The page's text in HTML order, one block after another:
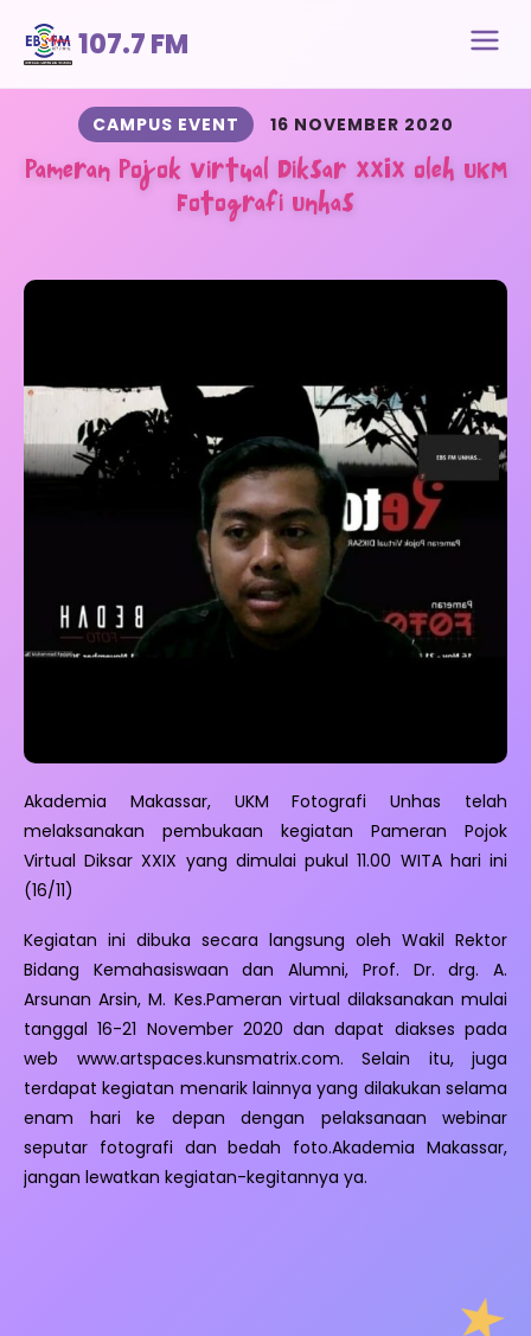
107.7 FM
CAMPUS EVENT 16 NOVEMBER 2020
Pameran Pojok Virtual Diksar XXIX oleh UKM
Fotografi Unhas
Akademia Makassar, UKM Fotografi Unhas telah
melaksanakan pembukaan kegiatan Pameran Pojok
Virtual Diksar XXIX yang dimulai pukul 11.00 WITA hari ini
(16/11)
Kegiatan ini dibuka secara langsung oleh Wakil Rektor
Bidang Kemahasiswaan dan Alumni, Prof. Dr. drg. A.
Arsunan Arsin, M. Kes.Pameran virtual dilaksanakan mulai
tanggal 16-21 November 2020 dan dapat diakses pada
web www.artspaces.kunsmatrix.com. Selain itu, juga
terdapat kegiatan menarik lainnya yang dilakukan selama
enam hari ke depan dengan pelaksanaan webinar
seputar fotografi dan bedah foto.Akademia Makassar,
jangan lewatkan kegiatan-kegitannya ya.